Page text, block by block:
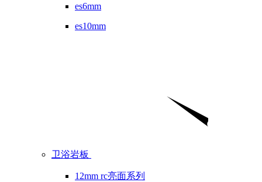
es6mm
es10mm
卫浴岩板
12mm rc亮面系列